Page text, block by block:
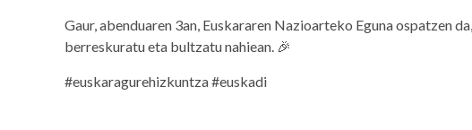
Gaur, abenduaren 3an, Euskararen Nazioarteko Eguna ospatzen
berreskuratu eta bultzatu nahiean. 🎉
#euskaragurehizkuntza #euskadi